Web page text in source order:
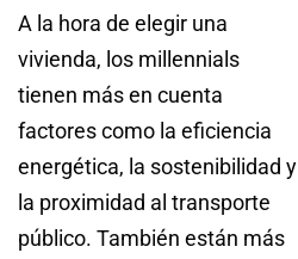
A la hora de elegir una
vivienda, los millennials
tienen más en cuenta
factores como la eficiencia
energética, la sostenibilidad y
la proximidad al transporte
público. También están más